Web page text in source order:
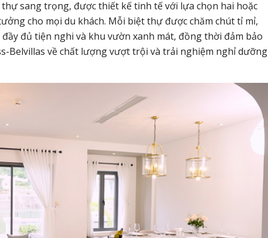
sang trọng, được thiết kế tinh tế với lựa chọn hai hoặc
cho mọi du khách. Mỗi biệt thự được chăm chút tỉ mỉ,
đủ tiện nghi và khu vườn xanh mát, đồng thời đảm bảo
Belvillas về chất lượng vượt trội và trải nghiệm nghỉ dưỡng